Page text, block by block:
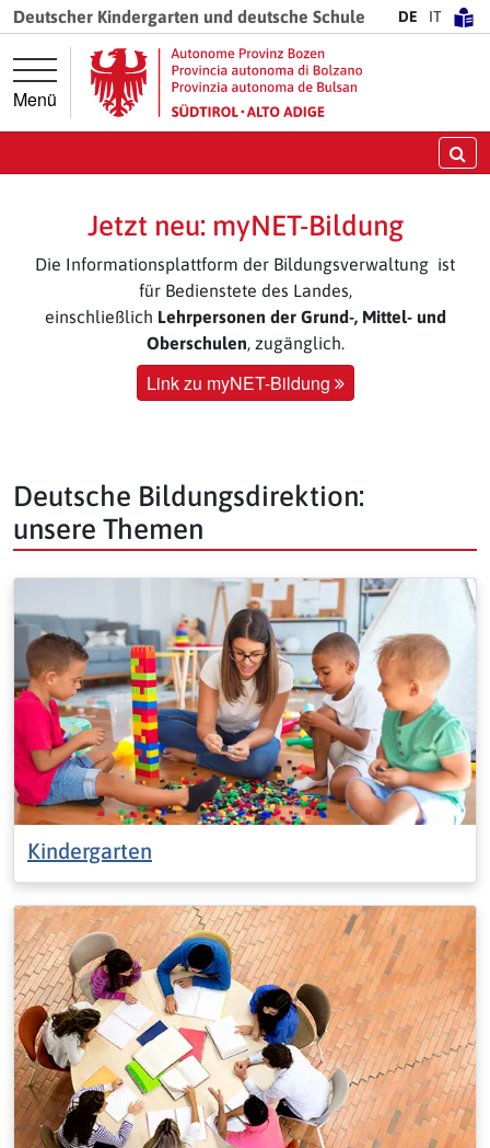
Springe direkt zur Hauptnavigation
Springe direkt zum Inhalt
Deutscher Kindergarten und deutsche Schule DE IT
Menü
Jetzt neu: myNET-Bildung
Die Informationsplattform der Bildungsverwaltung ist
für Bedienstete des Landes,
einschließlich Lehrpersonen der Grund-, Mittel- und
Oberschulen, zugänglich.
Link zu myNET-Bildung
Deutsche Bildungsdirektion:
unsere Themen
Kindergarten